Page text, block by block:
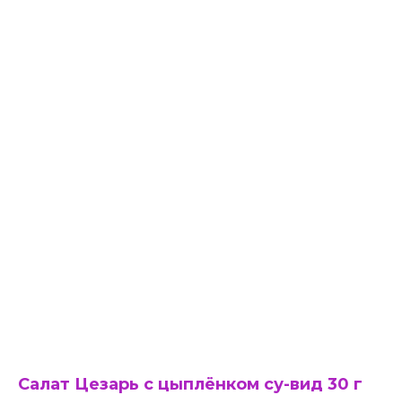
Салат Цезарь с цыплёнком су-вид 30 г